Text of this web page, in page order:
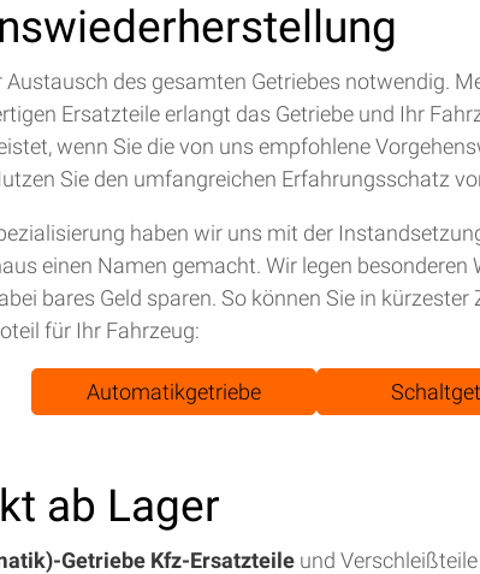
des gesamten Getriebes notwendig.
Ersatzteile erlangt das Getriebe und Ihr
wenn Sie die von uns empfohlene
Sie den umfangreichen Erfahrungsschatz
haben wir uns mit der
einen Namen gemacht. Wir legen
bares Geld sparen. So können Sie in
für Ihr Fahrzeug:
Automatikgetriebe
ab Lager
Getriebe Kfz-Ersatzteile und